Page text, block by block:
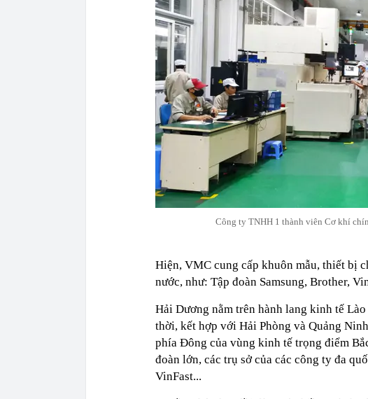
Công ty TNHH 1 thành viên Cơ khí
Hiện, VMC cung cấp khuôn mẫu, thiết bị
nước, như: Tập đoàn Samsung, Brother,
Hải Dương nằm trên hành lang kinh tế
thời, kết hợp với Hải Phòng và Quảng
phía Đông của vùng kinh tế trọng điểm
đoàn lớn, các trụ sở của các công ty đa
VinFast...